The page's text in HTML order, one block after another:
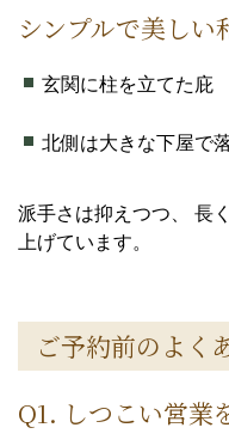
シンプルで美しい
玄関に柱を立てた庇
北側は大きな下屋で
派手さは抑えつつ、 長
上げています。
ご予約前のよく
Q1. しつこい営業